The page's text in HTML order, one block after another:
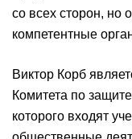
со всех сторон, но
компетентные
Виктор Корб
Комитета по
которого входят